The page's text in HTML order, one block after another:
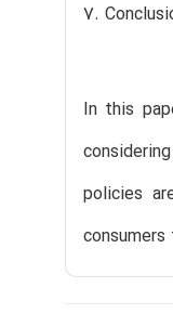
7.
In this
policies